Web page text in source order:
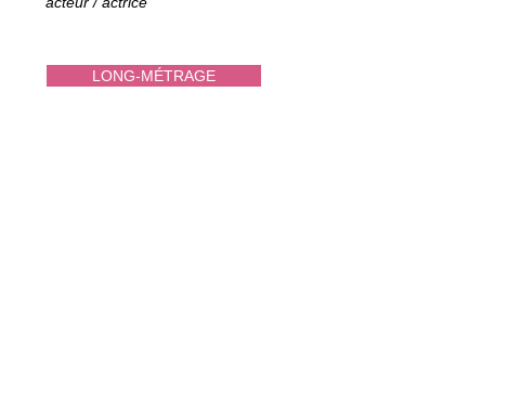
LONG-MÉTRAGE